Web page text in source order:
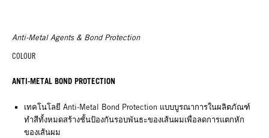
Anti-Metal Agents & Bond Protection
COLOUR
ANTI-METAL BOND PROTECTION
เทคโนโลยี Anti-Metal Bond Protection แบบบูรณาการในผลิตภัณฑ์
ทำสีทั้งหมดสร้างชั้นป้องกันรอบพันธะของเส้นผมเพื่อลดการแตกหัก
ของเส้นผม